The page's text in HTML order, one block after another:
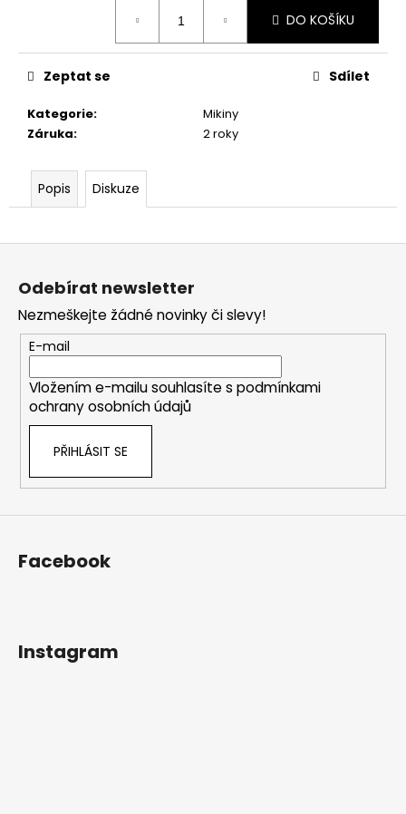
DO KOŠÍKU
Kategorie:
Mikiny
Záruka: 2 roky
Zeptat se Sdílet
Popis Diskuze
Z
Odebírat newsletter
Nezmeškejte žádné novinky či slevy!
E-mail
Vložením e-mailu souhlasíte s podmínkami
ochrany osobních údajů
PŘIHLÁSIT SE
Facebook
Instagram